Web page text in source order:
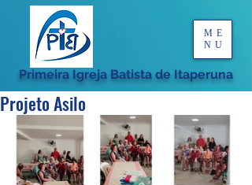
Primeira Igreja Batista de Itaperuna
ME
NU
Projeto Asilo